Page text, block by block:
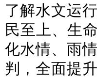
了解水文运
民至上、生
化水情、雨
判，全面提